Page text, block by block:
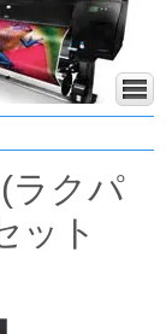
ラクパ
ット